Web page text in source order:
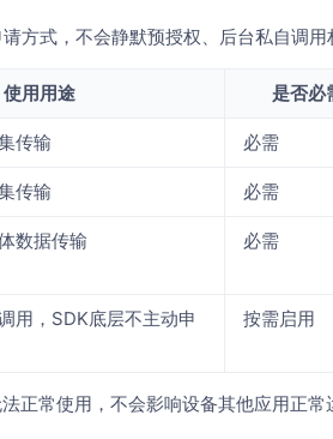
方式，不会静默预授权、后台私自调用
使用用途 是否必
传输 必需
传输 必需
数据传输 必需
用，SDK底层不主动申
按需启用
正常使用，不会影响设备其他应用正常